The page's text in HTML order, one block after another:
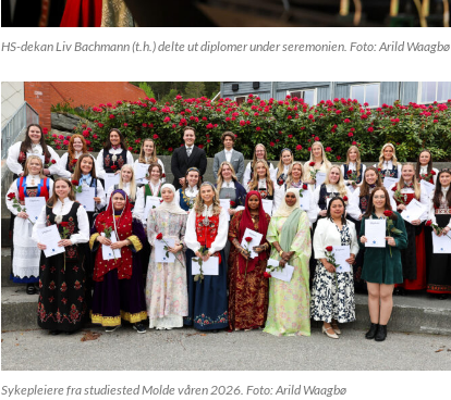
HS-dekan Liv Bachmann (t.h.) delte ut diplomer under seremonien. Foto: Arild Waagbø
Sykepleiere fra studiested Molde våren 2026. Foto: Arild Waagbø